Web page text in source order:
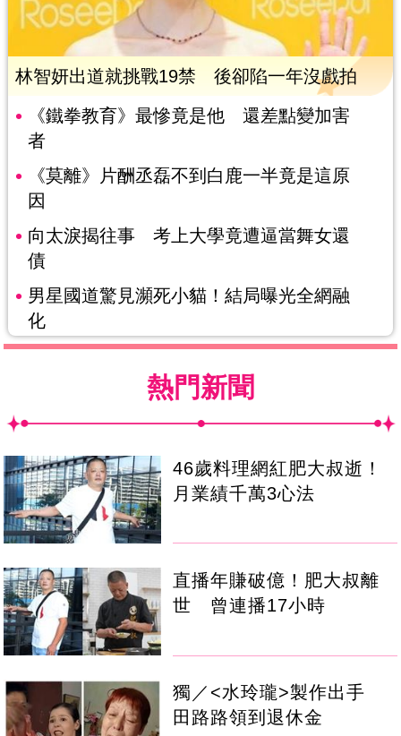
林智妍出道就挑戰19禁 後卻陷一年沒戲拍
《鐵拳教育》最慘竟是他 還差點變加害
者
《莫離》片酬丞磊不到白鹿一半竟是這原
因
向太淚揭往事 考上大學竟遭逼當舞女還
債
男星國道驚見瀕死小貓！結局曝光全網融
化
熱門新聞
46歲料理網紅肥大叔逝！
月業績千萬3心法
直播年賺破億！肥大叔離
世 曾連播17小時
獨／<水玲瓏>製作出手
田路路領到退休金